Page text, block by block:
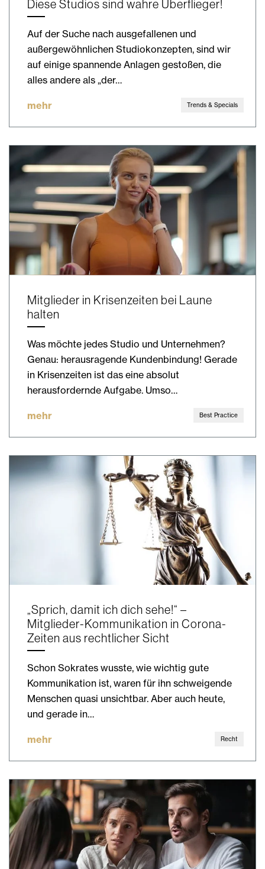
Diese Studios sind wahre Überflieger!
Auf der Suche nach ausgefallenen und
außergewöhnlichen Studiokonzepten, sind wir
auf einige spannende Anlagen gestoßen, die
alles andere als „der…
mehr Trends & Specials
Mitglieder in Krisenzeiten bei Laune
halten
Was möchte jedes Studio und Unternehmen?
Genau: herausragende Kundenbindung! Gerade
in Krisenzeiten ist das eine absolut
herausfordernde Aufgabe. Umso…
mehr Best Practice
„Sprich, damit ich dich sehe!“ –
Mitglieder-Kommunikation in Corona-
Zeiten aus rechtlicher Sicht
Schon Sokrates wusste, wie wichtig gute
Kommunikation ist, waren für ihn schweigende
Menschen quasi unsichtbar. Aber auch heute,
und gerade in…
mehr Recht